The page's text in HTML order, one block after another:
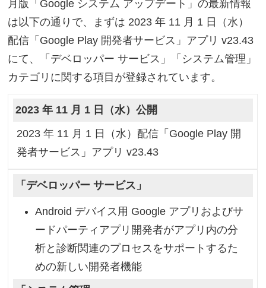
月版「Google システム アップデート」の最新情報
は以下の通りで、まずは 2023 年 11 月 1 日（水）
配信「Google Play 開発者サービス」アプリ v23.43
にて、「デベロッパー サービス」「システム管理」
カテゴリに関する項目が登録されています。
2023 年 11 月 1 日（水）公開
2023 年 11 月 1 日（水）配信「Google Play 開
発者サービス」アプリ v23.43
「デベロッパー サービス」
Android デバイス用 Google アプリおよびサ
ードパーティアプリ開発者がアプリ内の分
析と診断関連のプロセスをサポートするた
めの新しい開発者機能